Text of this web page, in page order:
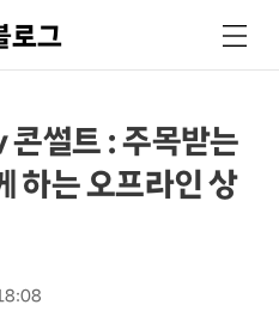
로그
색
메
뉴
썰트 : 주목받는
하는 오프라인 상